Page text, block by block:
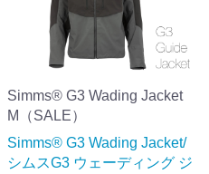
Simms® G3 Wading Jacket
M（SALE）
Simms® G3 Wading Jacket/
シムスG3 ウェーディング ジ